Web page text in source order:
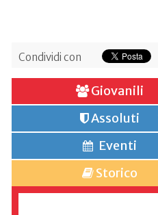
Condividi con
Giovanili
Assoluti
Eventi
Storico